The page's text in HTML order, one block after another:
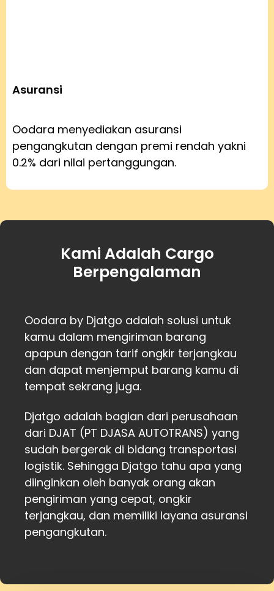
Asuransi
Oodara menyediakan asuransi
pengangkutan dengan premi rendah yakni
0.2% dari nilai pertanggungan.
Kami Adalah Cargo
Berpengalaman
Oodara by Djatgo adalah solusi untuk
kamu dalam mengiriman barang
apapun dengan tarif ongkir terjangkau
dan dapat menjemput barang kamu di
tempat sekrang juga.
Djatgo adalah bagian dari perusahaan
dari DJAT (PT DJASA AUTOTRANS) yang
sudah bergerak di bidang transportasi
logistik. Sehingga Djatgo tahu apa yang
diinginkan oleh banyak orang akan
pengiriman yang cepat, ongkir
terjangkau, dan memiliki layana asuransi
pengangkutan.